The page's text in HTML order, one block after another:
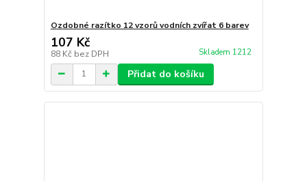
Ozdobné razítko 12 vzorů vodních zvířat 6 barev
107 Kč
88 Kč bez DPH Skladem 1212
Přidat do košíku